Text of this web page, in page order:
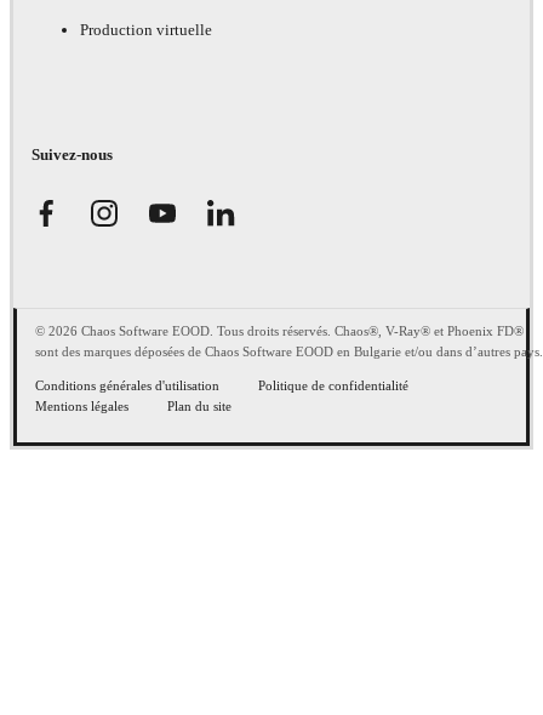
Production virtuelle
Suivez-nous
© 2026 Chaos Software EOOD. Tous droits réservés. Chaos®, V-Ray® et Phoenix FD®
sont des marques déposées de Chaos Software EOOD en Bulgarie et/ou dans d’autres pays.
Conditions générales d'utilisation
Politique de confidentialité
Mentions légales
Plan du site